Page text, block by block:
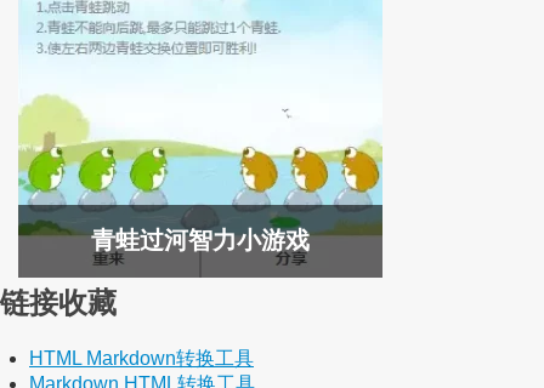
青蛙过河智力小游戏
链接收藏
HTML Markdown转换工具
Markdown HTML转换工具